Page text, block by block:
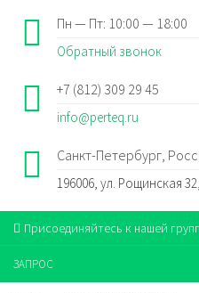
Пн — Пт: 10:00 — 18:00
Обратный звонок
+7 (812) 309 29 45
info@perteq.ru
Санкт-Петербург,
196006, ул. Рощинская
Присоединяйтесь к нашей
ЗАПРОС